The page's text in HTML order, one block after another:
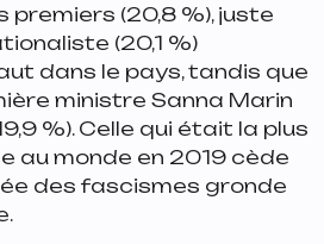
(20,8 %), juste
(20,1 %)
dans le pays, tandis que
ministre Sanna Marin
%). Celle qui était la plus
au monde en 2019 cède
des fascismes gronde